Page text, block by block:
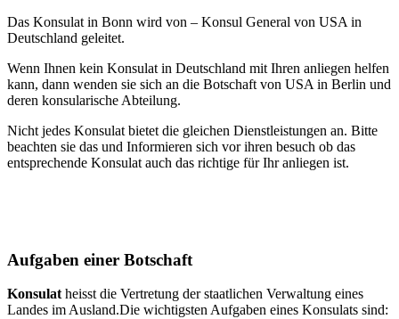
Das Konsulat in Bonn wird von – Konsul General von USA in
Deutschland geleitet.
Wenn Ihnen kein Konsulat in Deutschland mit Ihren anliegen helfen
kann, dann wenden sie sich an die Botschaft von USA in Berlin und
deren konsularische Abteilung.
Nicht jedes Konsulat bietet die gleichen Dienstleistungen an. Bitte
beachten sie das und Informieren sich vor ihren besuch ob das
entsprechende Konsulat auch das richtige für Ihr anliegen ist.
Aufgaben einer Botschaft
Konsulatheisst die Vertretung der staatlichen Verwaltung eines
Landes im Ausland.Die wichtigsten Aufgaben eines Konsulats sind: